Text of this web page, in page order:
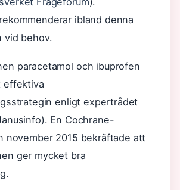
ibland denna
vid behov.
paracetamol och ibuprofen
effektiva
enligt expertrådet
En Cochrane-
november 2015 bekräftade att
ger mycket bra